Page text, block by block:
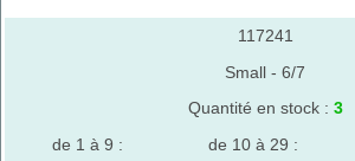
117241
Small - 6/7
Quantité en stock : 3
de 1 à 9 :
de 10 à 29 :